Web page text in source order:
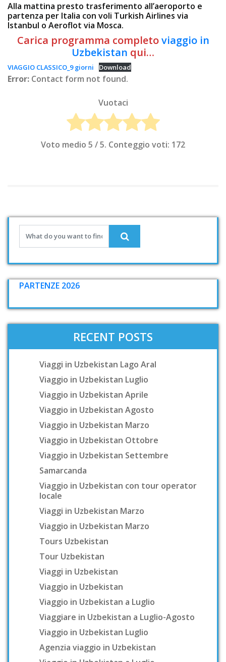
Alla mattina presto trasferimento all’aeroporto e
partenza per Italia con voli Turkish Airlines via
Istanbul o Aeroflot via Mosca.
Carica programma completoviaggio in
Uzbekistan qui…
VIAGGIO CLASSICO_9 giorni Download
Error: Contact form not found.
Vuotaci
Voto medio 5 / 5. Conteggio voti: 172
PARTENZE 2026
RECENT POSTS
Viaggi in Uzbekistan Lago Aral
Viaggio in Uzbekistan Luglio
Viaggio in Uzbekistan Aprile
Viaggio in Uzbekistan Agosto
Viaggio in Uzbekistan Marzo
Viaggio in Uzbekistan Ottobre
Viaggio in Uzbekistan Settembre
Samarcanda
Viaggio in Uzbekistan con tour operator
locale
Viaggi in Uzbekistan Marzo
Viaggio in Uzbekistan Marzo
Tours Uzbekistan
Tour Uzbekistan
Viaggi in Uzbekistan
Viaggio in Uzbekistan
Viaggio in Uzbekistan a Luglio
Viaggiare in Uzbekistan a Luglio-Agosto
Viaggio in Uzbekistan Luglio
Agenzia viaggio in Uzbekistan